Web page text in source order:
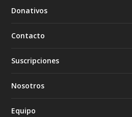
Donativos
Contacto
Suscripciones
Nosotros
Equipo